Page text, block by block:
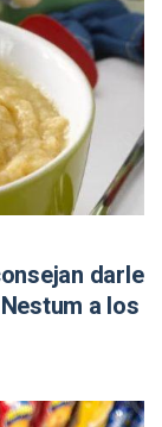
darle
a los